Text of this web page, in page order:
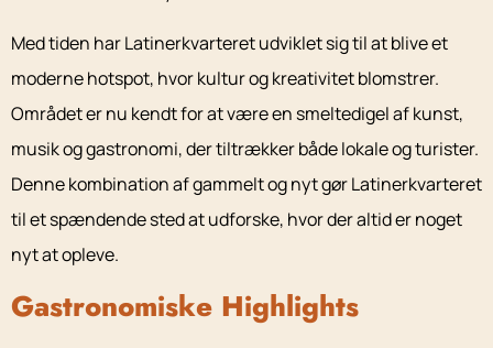
Med tiden har Latinerkvarteret udviklet sig til at blive et
moderne hotspot, hvor kultur og kreativitet blomstrer.
Området er nu kendt for at være en smeltedigel af kunst,
musik og gastronomi, der tiltrækker både lokale og turister.
Denne kombination af gammelt og nyt gør Latinerkvarteret
til et spændende sted at udforske, hvor der altid er noget
nyt at opleve.
Gastronomiske Highlights